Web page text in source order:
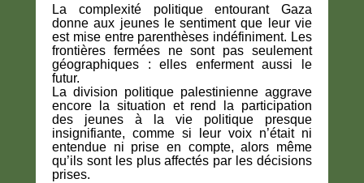
La complexité politique entourant Gaza
donne aux jeunes le sentiment que leur vie
est mise entre parenthèses indéfiniment. Les
frontières fermées ne sont pas seulement
géographiques : elles enferment aussi le
futur.
La division politique palestinienne aggrave
encore la situation et rend la participation
des jeunes à la vie politique presque
insignifiante, comme si leur voix n’était ni
entendue ni prise en compte, alors même
qu’ils sont les plus affectés par les décisions
prises.